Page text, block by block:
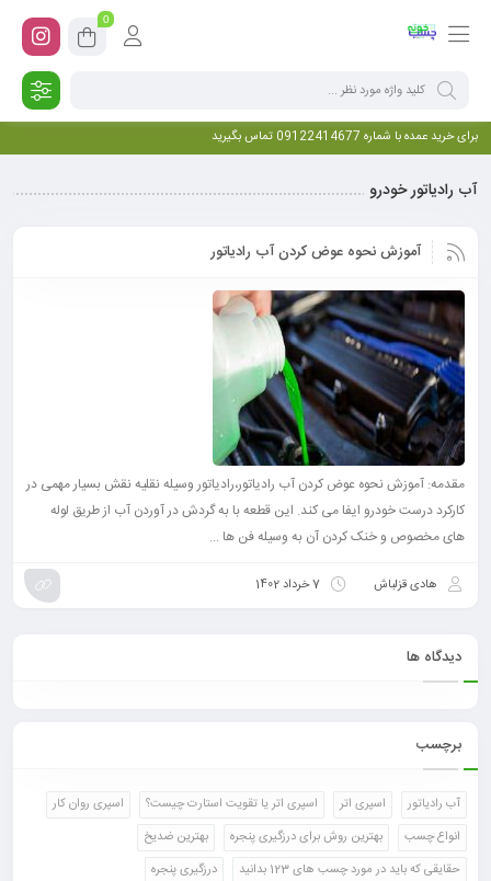
0
برای خرید عمده با شماره 09122414677 تماس بگیرید
آب رادیاتور خودرو
آموزش نحوه عوض کردن آب رادیاتور
مقدمه: آموزش نحوه عوض کردن آب رادیاتور،رادیاتور وسیله نقلیه نقش بسیار مهمی در
کارکرد درست خودرو ایفا می کند. این قطعه با به گردش در آوردن آب از طریق لوله
های مخصوص و خنک کردن آن به وسیله فن ها ...
هادی قزلباش 7 خرداد 1402
دیدگاه ها
برچسب
آب رادیاتور اسپری اتر اسپری اتر یا تقویت استارت چیست؟
اسپری روان کار
انواع چسب
بهترین روش برای درزگیری پنجره
بهترین ضدیخ
حقایقی که باید در مورد چسب های 123 بدانید
درزگیری پنجره